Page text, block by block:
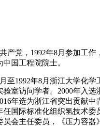
产党，1992年8月参加
国工程院院士。
至1992年8月浙江大学化
室访问学者。2000年入
年选为浙江省突出贡献
国际标准化组织氢技术
会主任委员，《压力容器